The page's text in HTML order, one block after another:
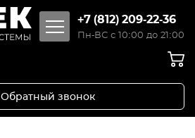
+7 (812) 209-22-36
Пн-ВС с 10:00 до 21:00
Обратный звонок